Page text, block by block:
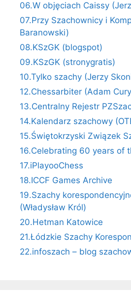
06.W objęciach Caissy
07.Przy Szachownicy i
Baranowski)
08.KSzGK (blogspot)
09.KSzGK (stronygratis)
10.Tylko szachy (Jerzy
12.Chessarbiter (Adam
13.Centralny Rejestr
14.Kalendarz szachowy
15.Świętokrzyski Związek
16.Celebrating 60 years of
17.iPlayooChess
18.ICCF Games Archive
19.Szachy
(Władysław Król)
20.Hetman Katowice
21.Łódzkie Szachy
22.infoszach – blog